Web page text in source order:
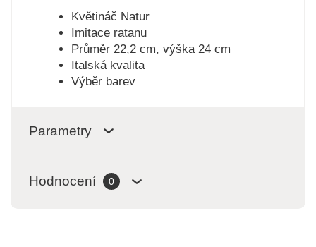
Květináč Natur
Imitace ratanu
Průměr 22,2 cm, výška 24 cm
Italská kvalita
Výběr barev
Parametry
Hodnocení 0